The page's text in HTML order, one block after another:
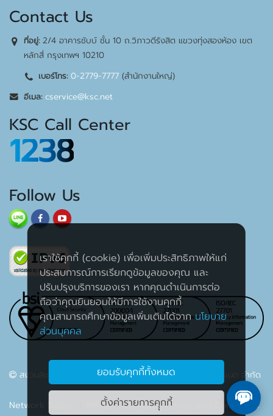
Contact Us
ที่อยู่:2/4 อาคารชับบ์ ชั้น 10 ถ.วิภาวดีรังสิต แขวงทุ่งสองห้อง เขต
หลักสี่ กรุงเทพฯ 10210
เบอร์โทร: 0-2779-7777 (สำนักงานใหญ่)
อีเมล: cservice@ksc.net
KSC Call Center
1238
Follow Us
สงวนลิขสิทธิ์ 2563 บริษัท เค เอส ซี คอมเมอร์เชียล อินเตอร์เนต จำกัด
Network Status MRTG Sitemap
Terms and Conditions
เราใช้คุกกี้ (cookie) เพื่อเพิ่มประสิทธิภาพให้แก่
ประสบการณ์การเรียกดูข้อมูลของคุณ และ
ปรับปรุงบริการของเรา หากคุณดำเนินการต่อ
ถือว่าคุณยินยอมให้มีการใช้งานคุกกี้
คุณสามารถศึกษาข้อมูลเพิ่มเติมได้จากนโยบาย
ส่วนบุคคล
ยอมรับคุกกี้ทั้งหมด
ตั้งค่ารายการคุุกกี้